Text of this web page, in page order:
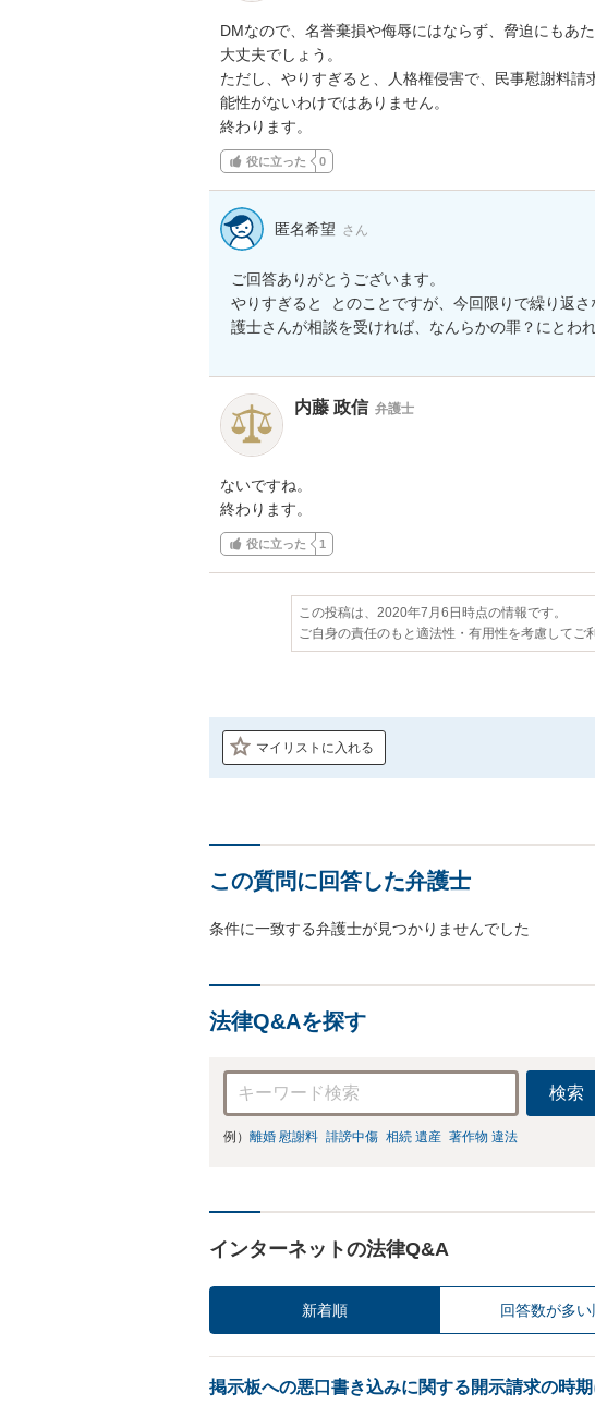
DMなので、名誉棄損や侮辱にはならず、脅迫にもあた
大丈夫でしょう。
ただし、やりすぎると、人格権侵害で、民事慰謝料請
能性がないわけではありません。
終わります。
役に立った 0
匿名希望 さん
ご回答ありがとうございます。
やりすぎると  とのことですが、今回限りで繰り返
護士さんが相談を受ければ、なんらかの罪？にとわ
内藤 政信 弁護士
ないですね。
終わります。
役に立った 1
この投稿は、2020年7月6日時点の情報です。
ご自身の責任のもと適法性・有用性を考慮してご
マイリストに入れる
この質問に回答した弁護士
条件に一致する弁護士が見つかりませんでした
法律Q&Aを探す
検索
例） 離婚 慰謝料 誹謗中傷 相続 遺産 著作物 違法
インターネットの法律Q&A
新着順 回答数が多い
掲示板への悪口書き込みに関する開示請求の時